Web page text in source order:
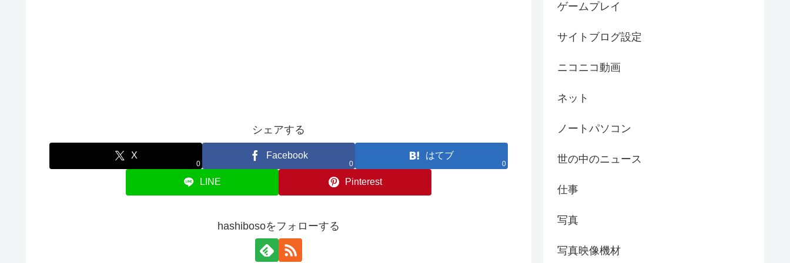
シェアする
X
0
Facebook
0
はてブ
0
LINE Pinterest
hashibosoをフォローする
ゲームプレイ
サイトブログ設定
ニコニコ動画
ネット
ノートパソコン
世の中のニュース
仕事
写真
写真映像機材